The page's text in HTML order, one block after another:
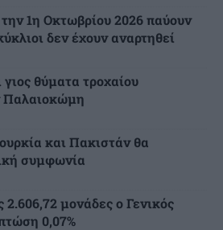
1η Οκτωβρίου 2026 παύουν
δεν έχουν αναρτηθεί
θύματα τροχαίου
Παλαιοκώμη
και Πακιστάν θα
συμφωνία
2.606,72 μονάδες ο Γενικός
0,07%